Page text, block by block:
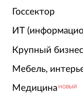
Госсектор
ИТ
Крупный бизнес
Мебель,
Медицина НОВЫЙ